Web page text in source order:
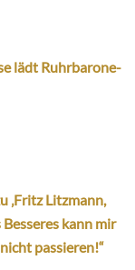
lädt Ruhrbarone-
‚Fritz Litzmann,
Besseres kann mir
passieren!“